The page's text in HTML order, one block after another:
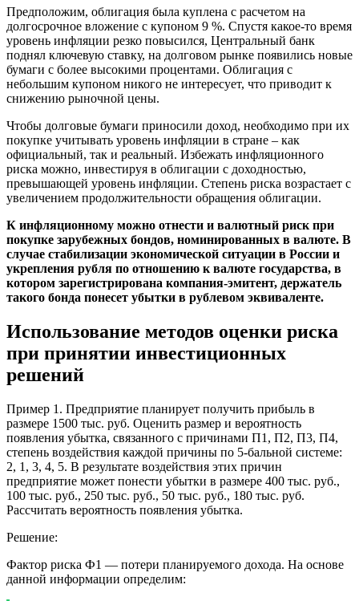
Предположим, облигация была куплена с расчетом на
долгосрочное вложение с купоном 9 %. Спустя какое-то время
уровень инфляции резко повысился, Центральный банк
поднял ключевую ставку, на долговом рынке появились новые
бумаги с более высокими процентами. Облигация с
небольшим купоном никого не интересует, что приводит к
снижению рыночной цены.
Чтобы долговые бумаги приносили доход, необходимо при их
покупке учитывать уровень инфляции в стране – как
официальный, так и реальный. Избежать инфляционного
риска можно, инвестируя в облигации с доходностью,
превышающей уровень инфляции. Степень риска возрастает с
увеличением продолжительности обращения облигации.
К инфляционному можно отнести и валютный риск при
покупке зарубежных бондов, номинированных в валюте. В
случае стабилизации экономической ситуации в России и
укрепления рубля по отношению к валюте государства, в
котором зарегистрирована компания-эмитент, держатель
такого бонда понесет убытки в рублевом эквиваленте.
Использование методов оценки риска
при принятии инвестиционных
решений
Пример 1. Предприятие планирует получить прибыль в
размере 1500 тыс. руб. Оценить размер и вероятность
появления убытка, связанного с причинами П1, П2, П3, П4,
степень воздействия каждой причины по 5-бальной системе:
2, 1, 3, 4, 5. В результате воздействия этих причин
предприятие может понести убытки в размере 400 тыс. руб.,
100 тыс. руб., 250 тыс. руб., 50 тыс. руб., 180 тыс. руб.
Рассчитать вероятность появления убытка.
Решение:
Фактор риска Ф1 — потери планируемого дохода. На основе
данной информации определим: